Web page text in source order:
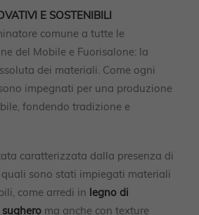
E SOSTENIBILI
comune a tutte le
del Mobile e Fuorisalone: la
dei materiali. Come ogni
impegnati per una produzione
fondendo tradizione e
caratterizzata dalla presenza di
sono stati impiegati materiali
come arredi in legno di
sughero ma anche con texture